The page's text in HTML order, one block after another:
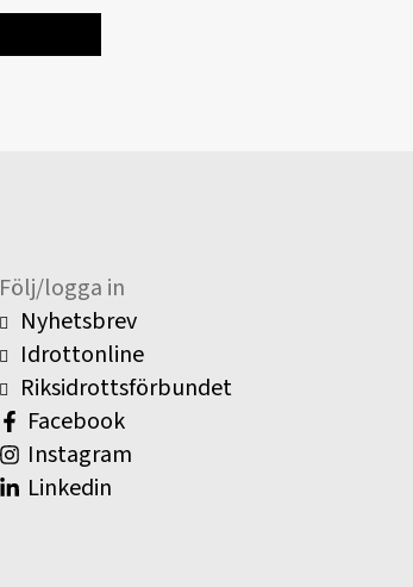
Följ/logga in
Nyhetsbrev
Idrottonline
Riksidrottsförbundet
Facebook
Instagram
Linkedin